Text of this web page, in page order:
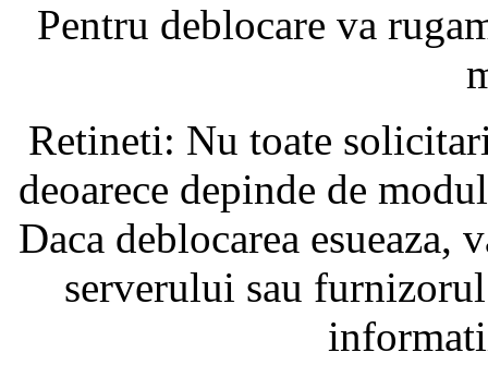
Pentru deblocare va
Retineti: Nu toate
deoarece depinde de
Daca deblocarea
serverului sau